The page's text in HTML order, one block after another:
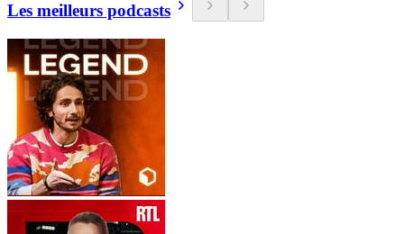
Les meilleurs podcasts